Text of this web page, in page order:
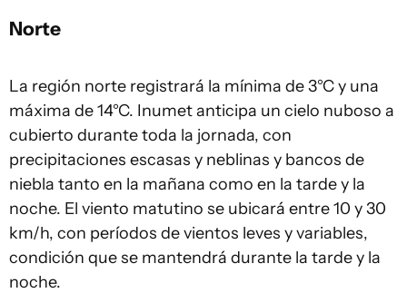
Norte
La región norte registrará la mínima de 3°C y una
máxima de 14°C. Inumet anticipa un cielo nuboso a
cubierto durante toda la jornada, con
precipitaciones escasas y neblinas y bancos de
niebla tanto en la mañana como en la tarde y la
noche. El viento matutino se ubicará entre 10 y 30
km/h, con períodos de vientos leves y variables,
condición que se mantendrá durante la tarde y la
noche.